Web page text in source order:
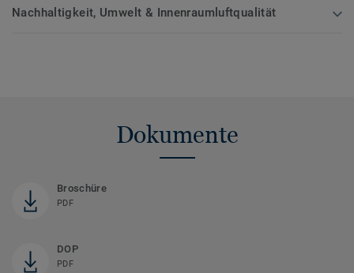
Nachhaltigkeit, Umwelt & Innenraumluftqualität
Dokumente
Broschüre
PDF
DOP
PDF